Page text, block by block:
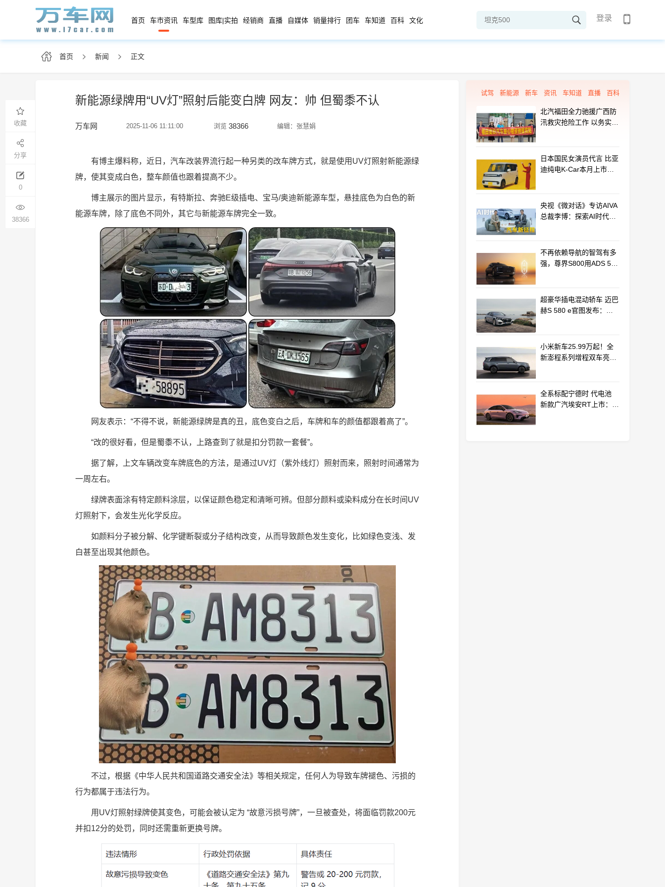
首页 车市资讯 车型库 图库|实拍 经销商 直播 自媒体 销量排行 团车 车知道 百科 文化 登录
首页 新闻 正文
新能源绿牌用“UV灯”照射后能变白牌 网友：帅 但蜀黍不认
万车网 2025-11-06 11:11:00 浏览 38366 编辑：张慧娟
收藏
分享
0
38366
有博主爆料称，近日，汽车改装界流行起一种另类的改车牌方式，就是使用UV灯照射新能源绿
牌，使其变成白色，整车颜值也跟着提高不少。
博主展示的图片显示，有特斯拉、奔驰E级插电、宝马/奥迪新能源车型，悬挂底色为白色的新
能源车牌，除了底色不同外，其它与新能源车牌完全一致。
网友表示：“不得不说，新能源绿牌是真的丑，底色变白之后，车牌和车的颜值都跟着高了”。
“改的很好看，但是蜀黍不认，上路查到了就是扣分罚款一套餐”。
据了解，上文车辆改变车牌底色的方法，是通过UV灯（紫外线灯）照射而来，照射时间通常为
一周左右。
绿牌表面涂有特定颜料涂层，以保证颜色稳定和清晰可辨。但部分颜料或染料成分在长时间UV
灯照射下，会发生光化学反应。
如颜料分子被分解、化学键断裂或分子结构改变，从而导致颜色发生变化，比如绿色变浅、发
白甚至出现其他颜色。
不过，根据《中华人民共和国道路交通安全法》等相关规定，任何人为导致车牌褪色、污损的
行为都属于违法行为。
用UV灯照射绿牌使其变色，可能会被认定为 “故意污损号牌”，一旦被查处，将面临罚款200元
并扣12分的处罚，同时还需重新更换号牌。
试驾 新能源 新车 资讯 车知道 直播 百科
北汽福田全力驰援广西防
汛救灾抢险工作 以务实行
日本国民女演员代言 比亚
迪纯电K-Car本月上市：
央视《微对话》专访AIVA
总裁李博：探索AI时代汽
不再依赖导航的智驾有多
强，尊界S800用ADS 5实
超豪华插电混动轿车 迈巴
赫S 580 e官图发布：老
小米新车25.99万起！全
新澎程系列增程双车亮相
全系标配宁德时 代电池
新款广汽埃安RT上市：